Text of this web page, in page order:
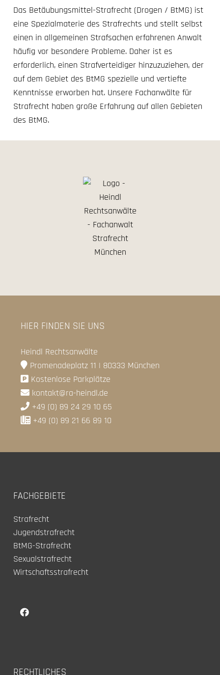
Das Betäubungsmittel-Strafrecht (Drogen / BtMG) ist
eine Spezialmaterie des Strafrechts und stellt selbst
einen in allgemeinen Strafsachen erfahrenen Anwalt
häufig vor besondere Probleme. Daher ist es
erforderlich, einen Strafverteidiger hinzuzuziehen, der
auf dem Gebiet des BtMG spezielle und vertiefte
Kenntnisse erworben hat. Unsere Fachanwälte für
Strafrecht haben große Erfahrung auf allen Gebieten
des BtMG.
HIER FINDEN SIE UNS
Heindl Rechtsanwälte
Promenadeplatz 11 | 80333 München
Kostenlose Parkplätze
kontakt@ra-heindl.de
+49 (0) 89 24 29 10 65
+49 (0) 89 21 66 89 10
FACHGEBIETE
Strafrecht
Jugendstrafrecht
BtMG-Strafrecht
Sexualstrafrecht
Wirtschaftsstrafrecht
RECHTLICHES